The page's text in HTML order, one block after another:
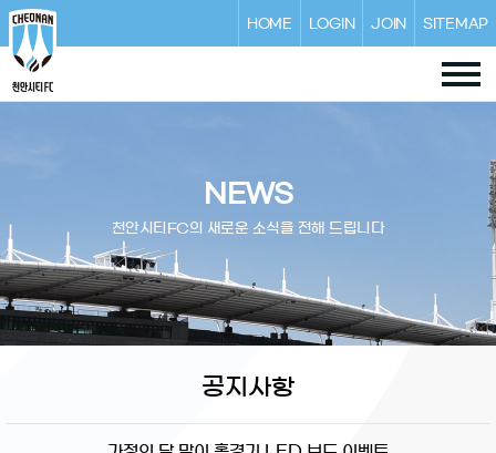
HOME LOGIN JOIN SITEMAP
NEWS
천안시티FC의 새로운 소식을 전해 드립니다
공지사항